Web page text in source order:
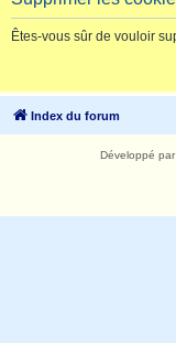
Êtes-vous sûr de vouloir
Index du forum
Développé par